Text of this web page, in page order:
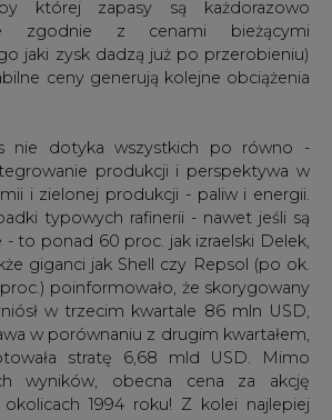
nie dotyka wszystkich po równo -
produkcji i perspektywa w
i zielonej produkcji - paliw i energii.
- to ponad 60 proc. jak izraelski Delek,
giganci jak Shell czy Repsol (po ok.
poinformowało, że skorygowany
w trzecim kwartale 86 mln USD,
w porównaniu z drugim kwartałem,
stratę 6,68 mld USD. Mimo
wyników, obecna cena za akcję
1994 roku! Z kolei najlepiej
bronią się Total (45 proc.) i MOL (47
z -53 proc. też znalazł się w strefie
ENI (55 proc.) a Exonem (52
iż bezpieczniejsze są te aktywa które